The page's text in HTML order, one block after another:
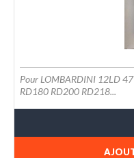
Pour LOMBARDINI 12LD
RD180 RD200 RD218...